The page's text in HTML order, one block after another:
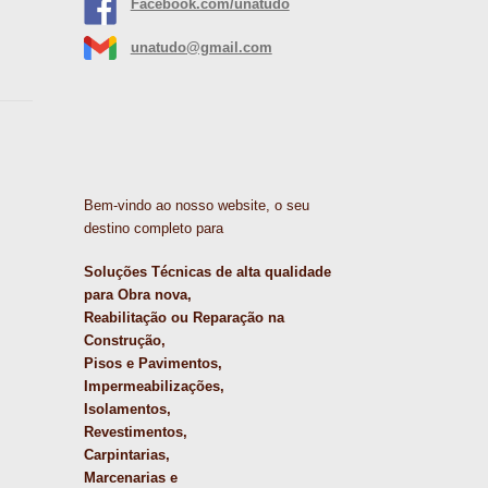
Facebook.com/unatudo
unatudo@gmail.com
Bem-vindo ao nosso website, o seu
destino completo para
Soluções Técnicas de alta qualidade
para Obra nova,
Reabilitação ou Reparação na
Construção,
Pisos e Pavimentos,
Impermeabilizações,
Isolamentos,
Revestimentos,
Carpintarias,
Marcenarias e